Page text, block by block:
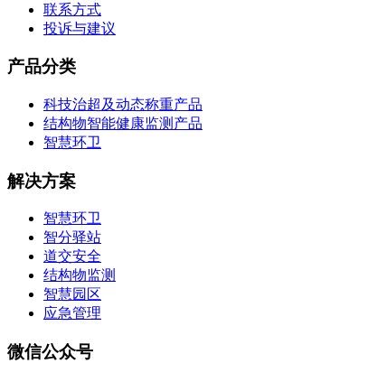
联系方式
投诉与建议
产品分类
科技治超及动态称重产品
结构物智能健康监测产品
智慧环卫
解决方案
智慧环卫
智分驿站
道交安全
结构物监测
智慧园区
应急管理
微信公众号